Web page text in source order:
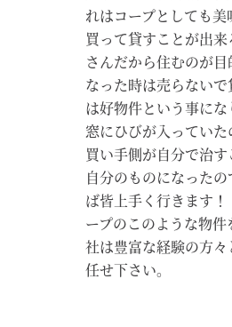
れはコープとしても
買って貸すことが出
さんだから住むのが
なった時は売らない
は好物件という事にな
窓にひびが入ってい
買い手側が自分で治
自分のものになった
ば皆上手く行きます
ープのこのような物
社は豊富な経験の方
任せ下さい。